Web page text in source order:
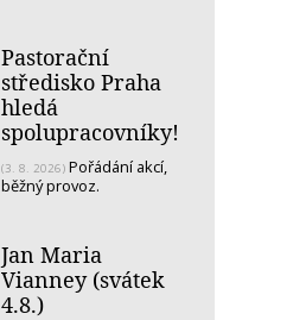
Pastorační
středisko Praha
hledá
spolupracovníky!
(3. 8. 2026) Pořádání akcí,
běžný provoz.
Jan Maria
Vianney (svátek
4.8.)